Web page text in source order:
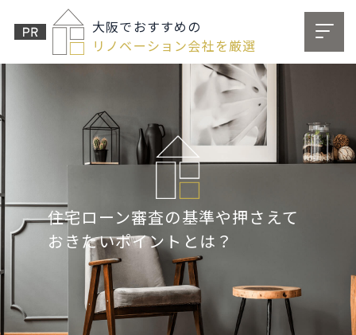
大阪でおすすめの
リノベーション会社を厳選
住宅ローン審査の基準や押さえて
おきたいポイントとは？